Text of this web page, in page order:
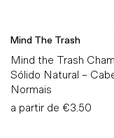
Mind The Trash
Mind the Trash
Sólido Natural –
Normais
Preço
a partir de €3.50